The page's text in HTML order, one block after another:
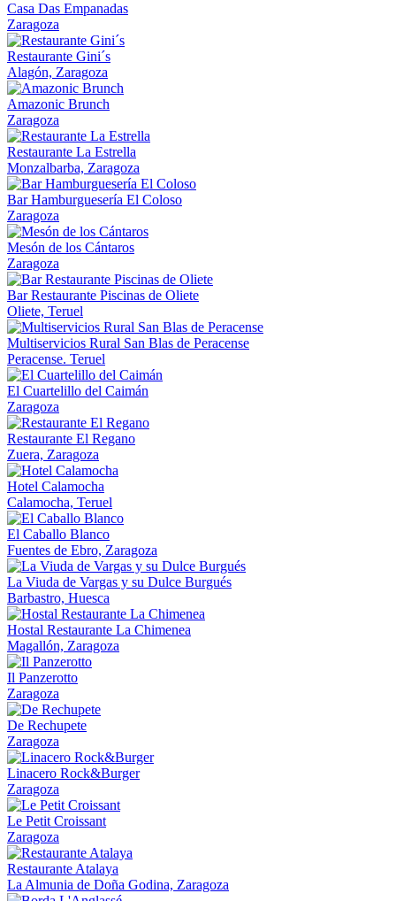
Casa Das Empanadas
Zaragoza
Restaurante Gini´s
Alagón, Zaragoza
Amazonic Brunch
Zaragoza
Restaurante La Estrella
Monzalbarba, Zaragoza
Bar Hamburguesería El Coloso
Zaragoza
Mesón de los Cántaros
Zaragoza
Bar Restaurante Piscinas de Oliete
Oliete, Teruel
Multiservicios Rural San Blas de Peracense
Peracense. Teruel
El Cuartelillo del Caimán
Zaragoza
Restaurante El Regano
Zuera, Zaragoza
Hotel Calamocha
Calamocha, Teruel
El Caballo Blanco
Fuentes de Ebro, Zaragoza
La Viuda de Vargas y su Dulce Burgués
Barbastro, Huesca
Hostal Restaurante La Chimenea
Magallón, Zaragoza
Il Panzerotto
Zaragoza
De Rechupete
Zaragoza
Linacero Rock&Burger
Zaragoza
Le Petit Croissant
Zaragoza
Restaurante Atalaya
La Almunia de Doña Godina, Zaragoza